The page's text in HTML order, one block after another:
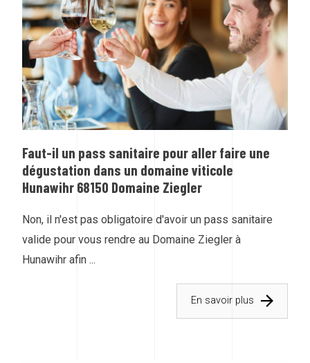
Faut-il un pass sanitaire pour aller faire une
dégustation dans un domaine viticole
Hunawihr 68150 Domaine Ziegler
Non, il n'est pas obligatoire d'avoir un pass sanitaire
valide pour vous rendre au Domaine Ziegler à
Hunawihr afin ...
En savoir plus